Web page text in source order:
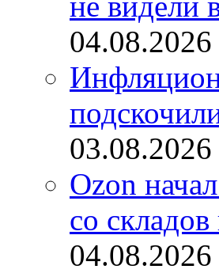
Ozon
со